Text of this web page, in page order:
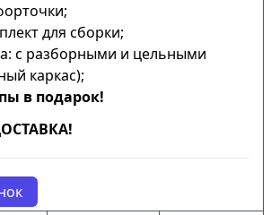
для сборки;
с разборными и цельными
каркас);
в подарок!